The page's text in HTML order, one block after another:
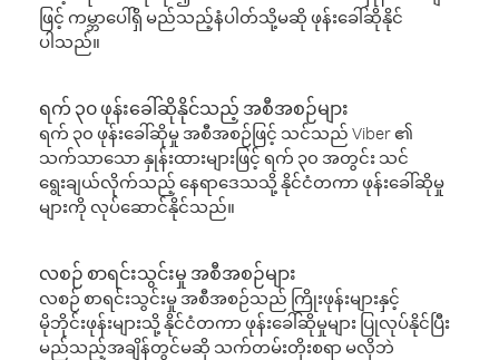
ဖြင့် ကမ္ဘာပေါ်ရှိ မည်သည့်နံပါတ်သို့မဆို ဖုန်းခေါ်ဆိုနိုင်
ပါသည်။
ရက် ၃၀ ဖုန်းခေါ်ဆိုနိုင်သည့် အစီအစဉ်များ
ရက် ၃၀ ဖုန်းခေါ်ဆိုမှု အစီအစဉ်ဖြင့် သင်သည် Viber ၏
သက်သာသော နှုန်းထားများဖြင့် ရက် ၃၀ အတွင်း သင်
ရွေးချယ်လိုက်သည့် နေရာဒေသသို့ နိုင်ငံတကာ ဖုန်းခေါ်ဆိုမှု
များကို လုပ်ဆောင်နိုင်သည်။
လစဉ် စာရင်းသွင်းမှု အစီအစဉ်များ
လစဉ် စာရင်းသွင်းမှု အစီအစဉ်သည် ကြိုးဖုန်းများနှင့်
မိုဘိုင်းဖုန်းများသို့ နိုင်ငံတကာ ဖုန်းခေါ်ဆိုမှုများ ပြုလုပ်နိုင်ပြီး
မည်သည့်အချိန်တွင်မဆို သက်တမ်းတိုးစရာ မလိုဘဲ